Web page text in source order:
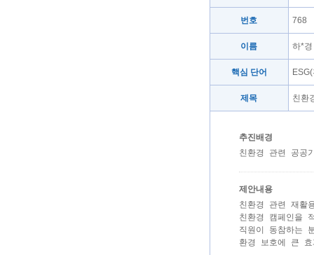
번호 768
이름 하*경
핵심 단어
제목 친환
추진배경
친환경 관련 공공
제안내용
친환경 관련 재활
친환경 캠페인을
직원이 동참하는
환경 보호에 큰